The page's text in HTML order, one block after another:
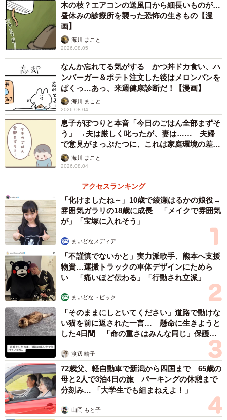
木の枝？エアコンの送風口から細長いものが…
昼休みの診療所を襲った恐怖の生きもの【漫
画】
海川 まこと
2026.08.05
なんか忘れてる気がする かつ丼ドカ食い、ハ
ンバーガー＆ポテト注文した後はメロンパンを
ぱくっ…あっ、来週健康診断だ！【漫画】
海川 まこと
2026.08.04
息子がぽつりと本音「今日のごはん全部まずそ
う」 →夫は厳しく叱ったが、妻は…… 夫婦
で意見がまっぷたつに、これは家庭環境の差？
【漫画】
海川 まこと
2026.08.04
アクセスランキング
「化けましたね～」10歳で綾瀬はるかの娘役→
雰囲気ガラリの18歳に成長 「メイクで雰囲気
が」「宝塚に入れそう」
まいどなメディア
「不謹慎でないかと」実力派歌手、熊本へ支援
物資…運搬トラックの車体デザインにためら
い 「痛いほど伝わる」「行動され立派」
まいどなトピック
「そのままにしといてください」道路で動けな
い猫を前に返された一言… 懸命に生きようと
した4日間 「命の重さはみんな同じ」保護団
渡辺 晴子
72歳父、軽自動車で新潟から四国まで 65歳の
母と2人で3泊4日の旅 パーキングの休憩まで
分刻み… 「大学生でも組まねえよ！」
山岡 もと子